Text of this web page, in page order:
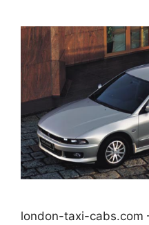
london-taxi-cabs.com